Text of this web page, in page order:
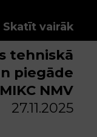
Skatīt vairāk
tehniskā
piegāde
MIKC NMV
27.11.2025